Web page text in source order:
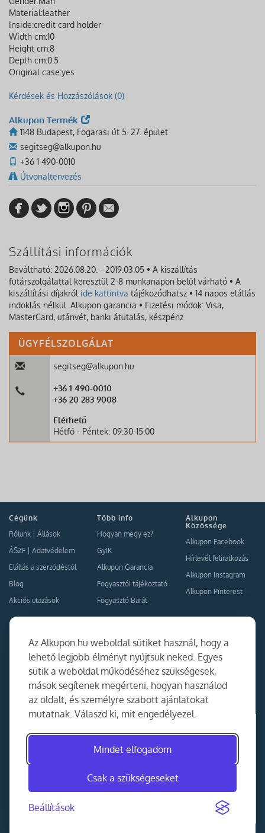
Az Alkupon.hu weboldal sütiket használ, hogy a
lehető legjobb élményt nyújtsuk neked. Egyes
sütik a weboldal működéséhez szükségesek,
mások segítenek megérteni, hogyan használod
az oldalt, és személyre szabott ajánlatokat
mutatnak. Válaszd ki, mit engedélyezel.
Mindet elfogadom
Csak a szükségeseket
Beállítások
Material:leather
Inside:credit card holder
Width cm:10
Height cm:8
Depth cm:0.5
Original case:yes
Kérdések és Hozzászólások (0)
Alkupon Termék
1148 Budapest, Fogarasi út 5. 27. épület
segitseg@alkupon.hu
+36 1 490-0010
Útvonaltervezés
Szállítási információk
Beváltható: 2026.08.20. - 2019.03.05 • A kiszállítás
futárszolgálattal keresztül 2-8 munkanapon belül várható • A
kiszállítási díjakról ide kattintva tájékozódhatsz • 14 napos elállás
indoklás nélkül. Alkupon garancia • Fizetési módok: Visa,
MasterCard, utánvét, banki átutalás, készpénz
ÜGYFÉLSZOLGÁLAT
segitseg@alkupon.hu
+36 1 490-0010
+36 20 283 9008
Elérhető
Hétfő - Péntek: 09:30-15:00
Cégünk
Rólunk
Állások
ÁSZF
Adatvédelem
Elállás a szerződéstől
Blog
Akciós utazások
Több info
Hogyan megy ez?
GyIK
Alkupon Garancia
Fogyasztói tájékoztató
Fogyasztó Barát
Alkupon
Közössége
Alkupon Facebook
Hírlevél feliratkozás
Alkupon Instagram
Alkupon Pinterest
Együttműködés
Kapcsolat
Ajánlj nekünk!
Partner Belépés